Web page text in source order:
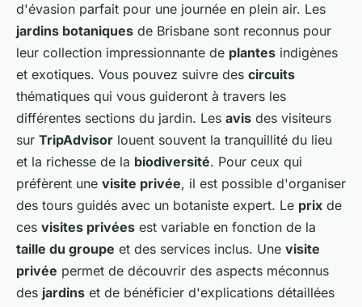
d'évasion parfait pour une journée en plein air. Les
jardins botaniques de Brisbane sont reconnus pour
leur collection impressionnante de plantes indigènes
et exotiques. Vous pouvez suivre des circuits
thématiques qui vous guideront à travers les
différentes sections du jardin. Les avis des visiteurs
sur TripAdvisor louent souvent la tranquillité du lieu
et la richesse de la biodiversité. Pour ceux qui
préfèrent une visite privée, il est possible d'organiser
des tours guidés avec un botaniste expert. Le prix de
ces visites privées est variable en fonction de la
taille du groupe et des services inclus. Une visite
privée permet de découvrir des aspects méconnus
des jardins et de bénéficier d'explications détaillées